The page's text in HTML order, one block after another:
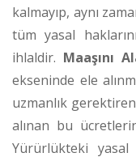
kalmayıp, aynı
tüm yasal
ihlaldir. Maaşını
ekseninde ele
uzmanlık
alınan bu
Yürürlükteki